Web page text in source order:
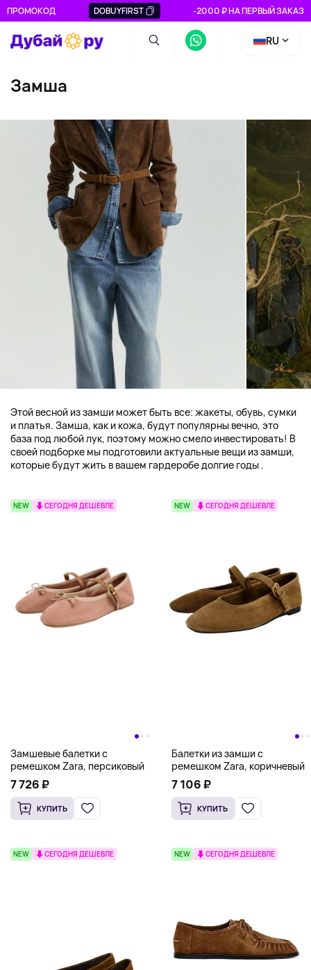
ПРОМОКОД DOBUYFIRST -2000 ₽ НА ПЕРВЫЙ ЗАКАЗ
RU
Замша
Этой весной из замши может быть все: жакеты, обувь, сумки
и платья. Замша, как и кожа, будут популярны вечно, это
база под любой лук, поэтому можно смело инвестировать! В
своей подборке мы подготовили актуальные вещи из замши,
которые будут жить в вашем гардеробе долгие годы .
NEW СЕГОДНЯ ДЕШЕВЛЕ
Замшевые балетки с
ремешком Zara, персиковый
7 726 ₽
КУПИТЬ
NEW СЕГОДНЯ ДЕШЕВЛЕ
Балетки из замши с
ремешком Zara, коричневый
7 106 ₽
КУПИТЬ
NEW СЕГОДНЯ ДЕШЕВЛЕ NEW СЕГОДНЯ ДЕШЕВЛЕ